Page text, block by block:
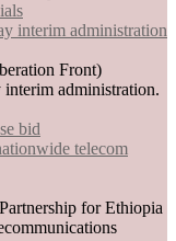
interim administration
Front)
administration.
telecom
for Ethiopia